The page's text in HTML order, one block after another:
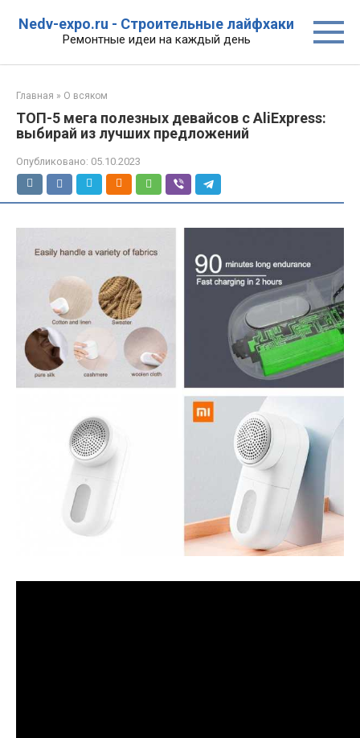
Nedv-expo.ru - Строительные лайфхаки
Ремонтные идеи на каждый день
Главная » О всяком
ТОП-5 мега полезных девайсов с AliExpress:
выбирай из лучших предложений
Опубликовано: 05.10.2023